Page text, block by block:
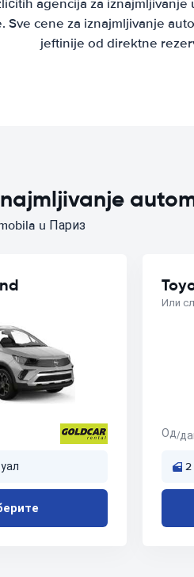
agencija za iznajmljivanje
Sve cene za iznajmljivanje
jeftinije od direktne
u Париз
Или
Од/
2